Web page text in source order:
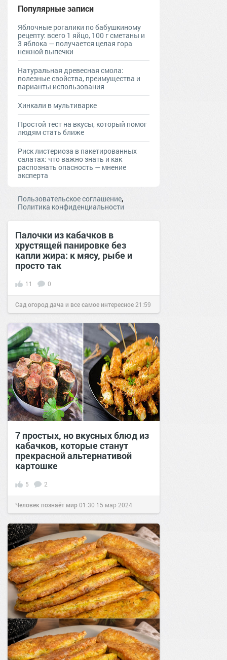
Популярные записи
Яблочные рогалики по бабушкиному
рецепту: всего 1 яйцо, 100 г сметаны и
3 яблока — получается целая гора
нежной выпечки
Натуральная древесная смола:
полезные свойства, преимущества и
варианты использования
Хинкали в мультиварке
Простой тест на вкусы, который помог
людям стать ближе
Риск листериоза в пакетированных
салатах: что важно знать и как
распознать опасность — мнение
эксперта
Пользовательское соглашение,
Политика конфиденциальности
Палочки из кабачков в
хрустящей панировке без
капли жира: к мясу, рыбе и
просто так
11 0
Сад огород дача и все самое интересное 21:59
05 сен 2018
7 простых, но вкусных блюд из
кабачков, которые станут
прекрасной альтернативой
картошке
5 2
Человек познаёт мир01:30 15 мар 2024